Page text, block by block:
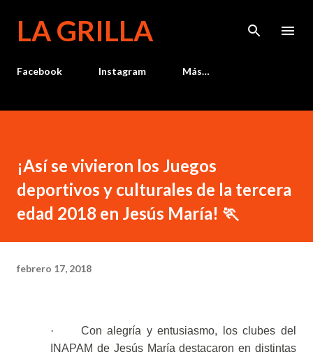
LA GRILLA
Facebook Instagram Más…
¡Así se vivieron los Juegos
deportivos y culturales de la tercera
edad 2018 en Jesús María! 🏃
febrero 17, 2018
·
Con alegría y entusiasmo, los clubes del
INAPAM de Jesús María destacaron en distintas